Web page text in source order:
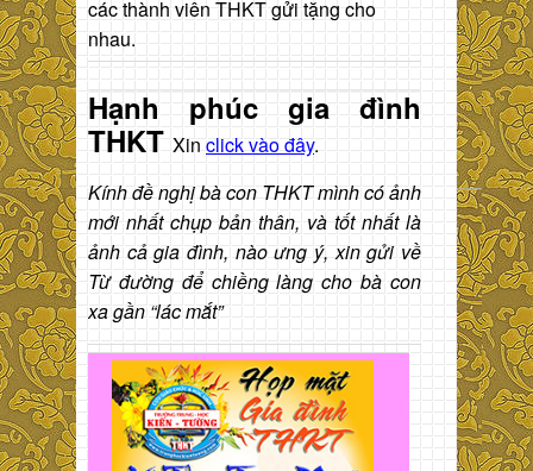
các thành viên THKT gửi tặng cho
nhau.
Hạnh phúc gia đình
THKT Xin click vào đây.
Kính đề nghị bà con THKT mình có ảnh
mới nhất chụp bản thân, và tốt nhất là
ảnh cả gia đình, nào ưng ý, xin gửi về
Từ đường để chiềng làng cho bà con
xa gần “lác mắt”